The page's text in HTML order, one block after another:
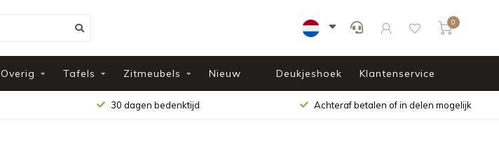
0
Overig Tafels Zitmeubels Nieuw Deukjeshoek Klantenservice
30 dagen bedenktijd Achteraf betalen of in delen mogelijk